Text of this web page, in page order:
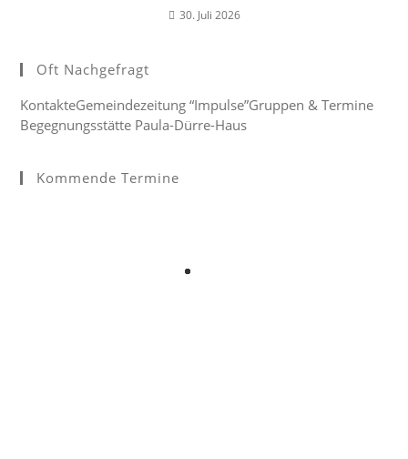
30. Juli 2026
Oft Nachgefragt
KontakteGemeindezeitung “Impulse”Gruppen & Termine
Begegnungsstätte Paula-Dürre-Haus
Kommende Termine